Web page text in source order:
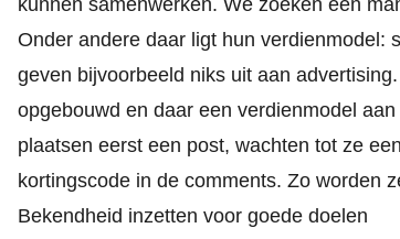
kunnen samenwerken. We zoeken een
Onder andere daar ligt hun verdienmodel:
geven bijvoorbeeld niks uit aan
opgebouwd en daar een verdienmodel
plaatsen eerst een post, wachten tot ze
kortingscode in de comments. Zo worden
Bekendheid inzetten voor goede doelen